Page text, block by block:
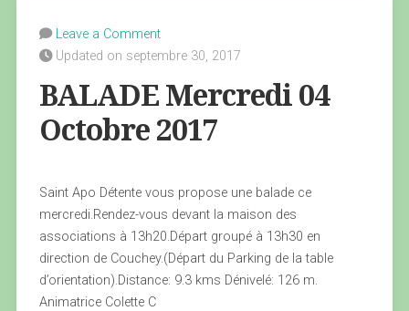
Leave a Comment
Updated on septembre 30, 2017
BALADE Mercredi 04
Octobre 2017
Saint Apo Détente vous propose une balade ce
mercredi.Rendez-vous devant la maison des
associations à 13h20.Départ groupé à 13h30 en
direction de Couchey.(Départ du Parking de la table
d’orientation).Distance: 9.3 kms Dénivelé: 126 m.
Animatrice Colette C